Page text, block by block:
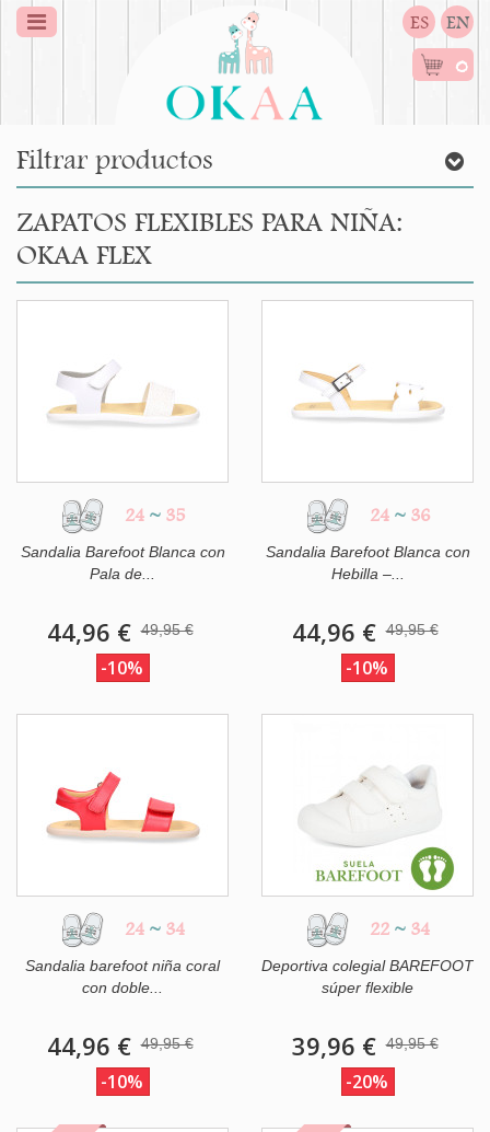
ES EN
0
Filtrar productos
ZAPATOS FLEXIBLES PARA NIÑA:
OKAA FLEX
24 ~ 35
Sandalia Barefoot Blanca con
Pala de...
44,96 € 49,95 €
-10%
24 ~ 36
Sandalia Barefoot Blanca con
Hebilla –...
44,96 € 49,95 €
-10%
24 ~ 34
Sandalia barefoot niña coral
con doble...
44,96 € 49,95 €
-10%
22 ~ 34
Deportiva colegial BAREFOOT
súper flexible
39,96 € 49,95 €
-20%